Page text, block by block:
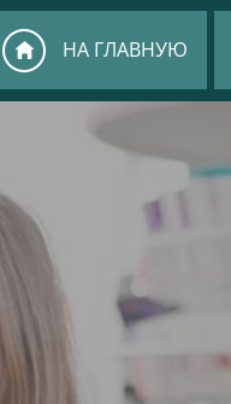
НА ГЛАВНУЮ